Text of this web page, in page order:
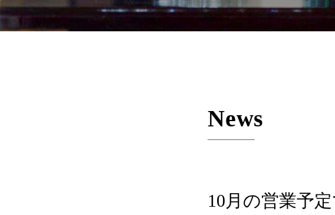
News
10月の営業予